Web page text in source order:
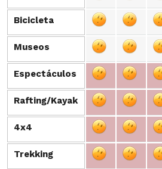
Bicicleta
Museos
Espectáculos
Rafting/Kayak
4x4
Trekking
Bicicleta
Museos
Espectáculos
Rafting/Kayak
4x4
Trekking